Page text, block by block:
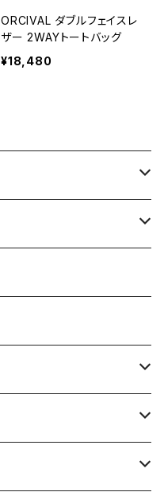
ORCIVAL ダブルフェイスレ
ザー 2WAYトートバッグ
¥18,480